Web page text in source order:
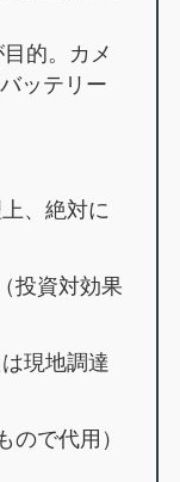
的。カメ
ッテリー
、絶対に
投資対効果
現地調達
ので代用）